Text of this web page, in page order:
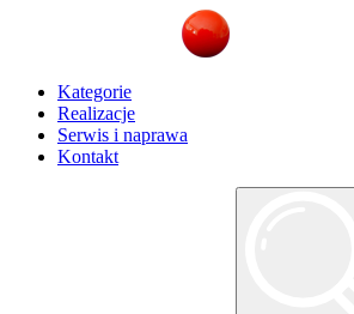
Kategorie
Realizacje
Serwis i naprawa
Kontakt